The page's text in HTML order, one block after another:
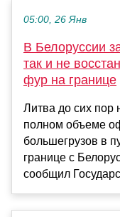
05:00, 26 Янв
В Белоруссии
так и не
фур на границе
Литва до сих пор
полном объеме
большегрузов в
границе с
сообщил